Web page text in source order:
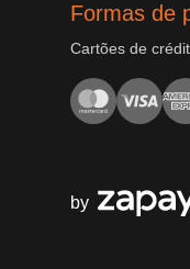
Formas de
Cartões de
by